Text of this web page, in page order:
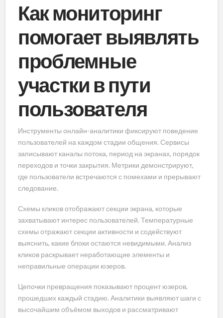
Как мониторинг
помогает выявлять
проблемные
участки в пути
пользователя
Инструменты онлайн-аналитики фиксируют поведение
пользователей на каждом стадии общения. Сервисы
записывают каналы потока, период на экранах, порядок
переходов и точки закрытия. Метрики демонстрируют,
где пользователи встречаются с помехами и прерывают
следование.
Схемы кликов отображают секции экрана, которые
захватывают интерес пользователей. Температурные
схемы отражают секции активности и содействуют
выяснить, какие блоки остаются невидимыми. Анализ
кликов раскрывает неработающие элементы и
неправильные операции юзеров.
Цепочки превращения показывают процент юзеров,
прошедших каждый стадию. Аналитики выявляют шаги с
высочайшим объёмом выходов и рассматривают